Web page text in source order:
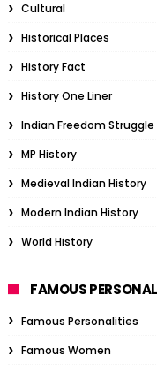
Cultural
Historical Places
History Fact
History One Liner
Indian Freedom Struggle
MP History
Medieval Indian History
Modern Indian History
World History
FAMOUS
Famous Personalities
Famous Women